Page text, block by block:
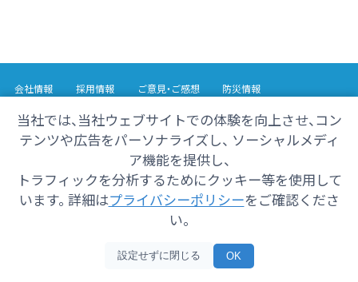
当社では、当社ウェブサイトでの体験を向上させ、コン
テンツや広告をパーソナライズし、 ソーシャルメディ
ア機能を提供し、
トラフィックを分析するためにクッキー等を使用して
います。 詳細はプライバシーポリシーをご確認くださ
い。
設定せずに閉じる OK
会社情報 採用情報 ご意見・ご感想
防災情報
Copyright© 2025 SHIZUOKA TELECASTING Co.,Ltd.
All Rights Reserved.